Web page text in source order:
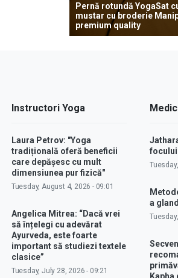
Pernă rotundă YogaSat
mustar cu broderie
premium quality
Instructori Yoga
Laura Petrov: "Yoga
tradițională oferă beneficii
care depășesc cu mult
dimensiunea pur fizică"
Tuesday, August 4, 2026 - 09:01
Angelica Mitrea: “Dacă vrei
să înțelegi cu adevărat
Ayurveda, este foarte
important să studiezi textele
clasice”
Tuesday, July 28, 2026 - 09:21
focului
a
Kapha